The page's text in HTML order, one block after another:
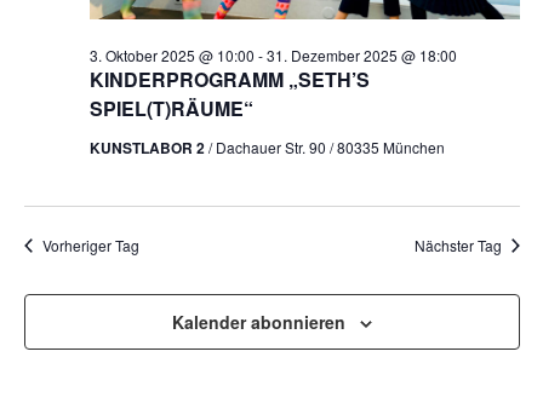
KINDERPROGRAMM „SETH’S
SPIEL(T)RÄUME“
3. Oktober 2025 @ 10:00 -31. Dezember 2025 @ 18:00
KUNSTLABOR 2/ Dachauer Str. 90 / 80335 München
Vorheriger Tag Nächster Tag
Kalender abonnieren